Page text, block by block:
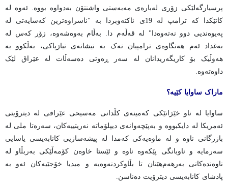
پرسیارگەلێکی زۆری لەبارەی مەبەستی واشنتۆن بەدواوە بووە. ئەوە لە
کاتێکدا کە ترامپ لە 19ی ئاکتەوبردا بە "ناسراوەترین کەسایەتی لە
پەیوەندیی دوو نەتەوەدا" لە قەڵەم دا. بەڵام بەوەشەوە، زۆر کەس لە
بەغداد ئەم هەنگاوەی ترامپیان نەک بە نیشانەی نیازپاکی، بەڵکوو بە
هەوڵیک بۆ کاریگەریدانان لە سەر ڕەوتی دەسەڵات لە عێراق لێک
داوەتەوە.
ماراک ساوایا کێیە؟
ساوایا لە ناو خێزانێکی کەمینەی کڵدانی مەسیحی عێراقی لە دیترۆیتی
ئەمریکا لە دایکبووە و بەپێچەوانەی دیپلۆماتە نەریتییەکان، سەرەتا ملی لە
بازرگانی ناوە و لە ماوەیەکی کەمدا لە پیشەسازیی کانابەیسی یاسایی
سەرمایە و ناوبانگی پێکەوە ناوە و ئێستا خاوەن کۆمەڵێکی بەربڵاو لە
ناوەندەکانی بەرهەم‌هێنان تا بڵاوکردنەوەیە و میدیا خۆجێیەکان ئەو بە
پادشای کانابەیسی دیترۆیت دەناسن.